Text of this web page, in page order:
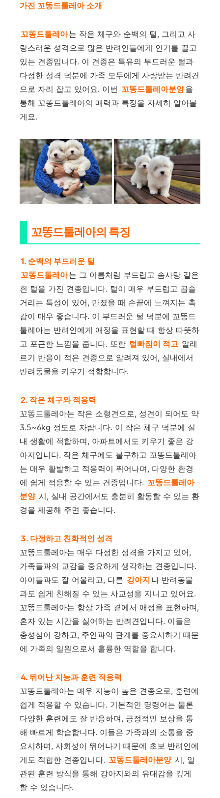
가진 꼬똥드툴레아 소개
꼬똥드툴레아는 작은 체구와 순백의 털, 그리고 사
랑스러운 성격으로 많은 반려인들에게 인기를 끌고
있는 견종입니다. 이 견종은 특유의 부드러운 털과
다정한 성격 덕분에 가족 모두에게 사랑받는 반려견
으로 자리 잡고 있어요. 이번 꼬똥드툴레아분양을
통해 꼬똥드툴레아의 매력과 특징을 자세히 알아볼
게요.
꼬똥드툴레아의 특징
1. 순백의 부드러운 털
꼬똥드툴레아는 그 이름처럼 부드럽고 솜사탕 같은
흰 털을 가진 견종입니다. 털이 매우 부드럽고 곱슬
거리는 특성이 있어, 만졌을 때 손끝에 느껴지는 촉
감이 매우 좋습니다. 이 부드러운 털 덕분에 꼬똥드
툴레아는 반려인에게 애정을 표현할 때 항상 따뜻하
고 포근한 느낌을 줍니다. 또한 털빠짐이 적고 알레
르기 반응이 적은 견종으로 알려져 있어, 실내에서
반려동물을 키우기 적합합니다.
2. 작은 체구와 적응력
꼬똥드툴레아는 작은 소형견으로, 성견이 되어도 약
3.5~6kg 정도로 자랍니다. 이 작은 체구 덕분에 실
내 생활에 적합하며, 아파트에서도 키우기 좋은 강
아지입니다. 작은 체구에도 불구하고 꼬똥드툴레아
는 매우 활발하고 적응력이 뛰어나며, 다양한 환경
에 쉽게 적응할 수 있는 견종입니다. 꼬똥드툴레아
분양 시, 실내 공간에서도 충분히 활동할 수 있는 환
경을 제공해 주면 좋습니다.
3. 다정하고 친화적인 성격
꼬똥드툴레아는 매우 다정한 성격을 가지고 있어,
가족들과의 교감을 중요하게 생각하는 견종입니다.
아이들과도 잘 어울리고, 다른 강아지 나 반려동물
과도 쉽게 친해질 수 있는 사교성을 지니고 있어요.
꼬똥드툴레아는 항상 가족 곁에서 애정을 표현하며,
혼자 있는 시간을 싫어하는 반려견입니다. 이들은
충성심이 강하고, 주인과의 관계를 중요시하기 때문
에 가족의 일원으로서 훌륭한 역할을 합니다.
4. 뛰어난 지능과 훈련 적응력
꼬똥드툴레아는 매우 지능이 높은 견종으로, 훈련에
쉽게 적응할 수 있습니다. 기본적인 명령어는 물론
다양한 훈련에도 잘 반응하며, 긍정적인 보상을 통
해 빠르게 학습합니다. 이들은 가족과의 소통을 중
요시하며, 사회성이 뛰어나기 때문에 초보 반려인에
게도 적합한 견종입니다. 꼬똥드툴레아분양 시, 일
관된 훈련 방식을 통해 강아지와의 유대감을 깊게
할 수 있습니다.